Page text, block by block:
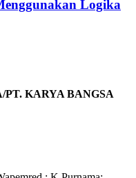
Logika
PT. KARYA BANGSA